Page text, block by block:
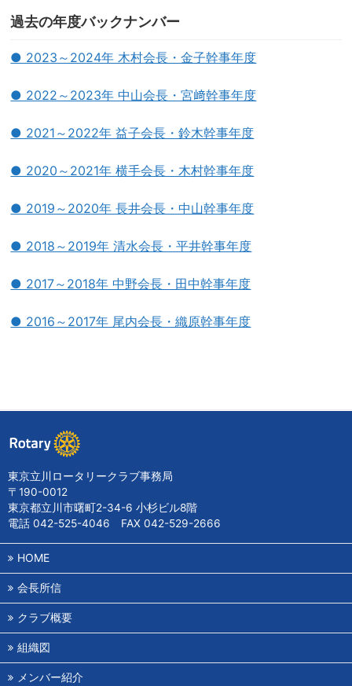
過去の年度バックナンバー
● 2023～2024年 木村会長・金子幹事年度
● 2022～2023年 中山会長・宮﨑幹事年度
● 2021～2022年 益子会長・鈴木幹事年度
● 2020～2021年 横手会長・木村幹事年度
● 2019～2020年 長井会長・中山幹事年度
● 2018～2019年 清水会長・平井幹事年度
● 2017～2018年 中野会長・田中幹事年度
● 2016～2017年 尾内会長・織原幹事年度
東京立川ロータリークラブ事務局
〒190-0012
東京都立川市曙町2-34-6 小杉ビル8階
電話 042-525-4046 FAX 042-529-2666
HOME
会長所信
クラブ概要
組織図
メンバー紹介